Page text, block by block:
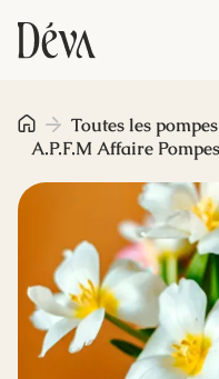
Obsèques
Prévoyance
Monument
Livraison de
Toutes les
A.P.F.M Affaire